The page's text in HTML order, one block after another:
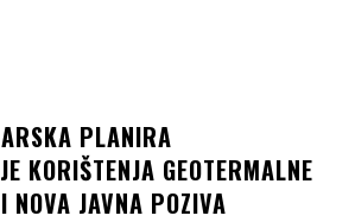
PLANIRA
KORIŠTENJA GEOTERMALNE
NOVA JAVNA POZIVA